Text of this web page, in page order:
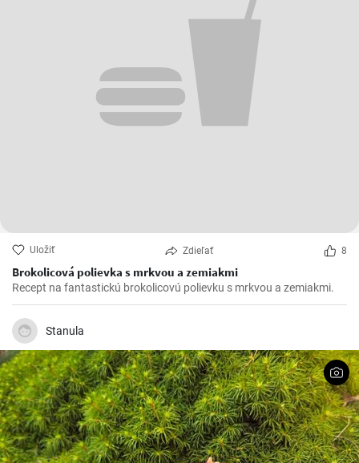
Uložiť Zdieľať 8
Brokolicová polievka s mrkvou a zemiakmi
Recept na fantastickú brokolicovú polievku s mrkvou a zemiakmi.
Stanula